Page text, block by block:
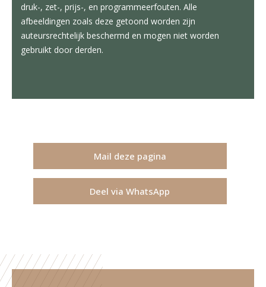
druk-, zet-, prijs-, en programmeerfouten. Alle
afbeeldingen zoals deze getoond worden zijn
auteursrechtelijk beschermd en mogen niet worden
gebruikt door derden.
Mail deze pagina
Deel via WhatsApp